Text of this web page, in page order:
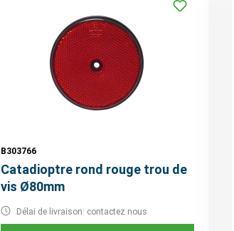
B303766
Catadioptre rond rouge trou de
vis Ø80mm
Délai de livraison: contactez nous